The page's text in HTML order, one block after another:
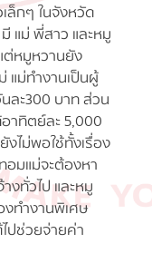
กๆ ในจังหวัด
แม่ พี่สาว และหมู
ต่หมูหวานยัง
แม่ทำงานเป็นผู้
ละ300 บาท ส่วน
าทิตย์ละ 5,000
ไม่พอใช้ทั้งเรื่อง
อมแม่จะต้องหา
งทั่วไป และหมู
งทำงานพิเศษ
ไปช่วยจ่ายค่า